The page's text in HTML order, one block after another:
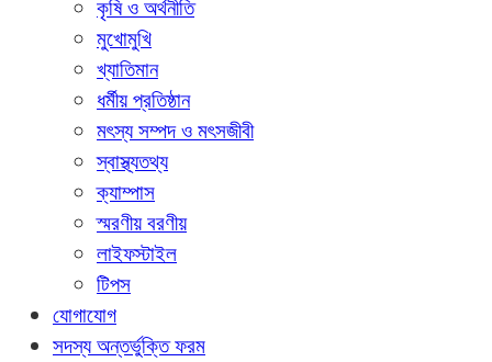
কৃষি ও অর্থনীতি
মুখোমুখি
খ্যাতিমান
ধর্মীয় প্রতিষ্ঠান
মৎস্য সম্পদ ও মৎসজীবী
স্বাস্থ্যতথ্য
ক্যাম্পাস
স্মরণীয় বরণীয়
লাইফস্টাইল
টিপস
যোগাযোগ
সদস্য অন্তর্ভুক্তি ফরম